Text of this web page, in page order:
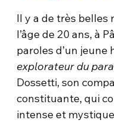
Il y a de très belles
l’âge de 20 ans, à
paroles d’un jeune
explorateur du
Dossetti, son
constituante, qui
intense et